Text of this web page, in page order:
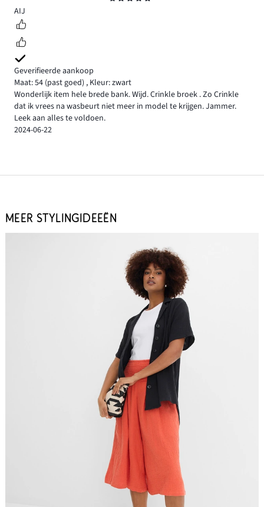
5
AIJ
Geverifieerde aankoop
Maat: 54 (past goed) , Kleur: zwart
Wonderlijk item hele brede bank. Wijd. Crinkle broek . Zo Crinkle
dat ik vrees na wasbeurt niet meer in model te krijgen. Jammer.
Leek aan alles te voldoen.
2024-06-22
MEER STYLINGIDEEËN